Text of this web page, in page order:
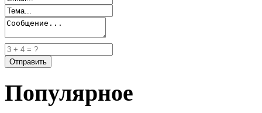
Популярное